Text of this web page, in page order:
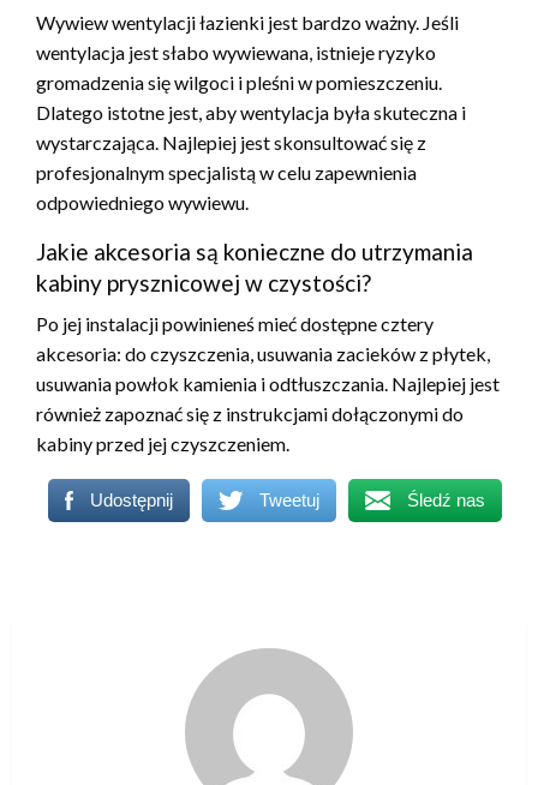
Wywiew wentylacji łazienki jest bardzo ważny. Jeśli
wentylacja jest słabo wywiewana, istnieje ryzyko
gromadzenia się wilgoci i pleśni w pomieszczeniu.
Dlatego istotne jest, aby wentylacja była skuteczna i
wystarczająca. Najlepiej jest skonsultować się z
profesjonalnym specjalistą w celu zapewnienia
odpowiedniego wywiewu.
Jakie akcesoria są konieczne do utrzymania
kabiny prysznicowej w czystości?
Po jej instalacji powinieneś mieć dostępne cztery
akcesoria: do czyszczenia, usuwania zacieków z płytek,
usuwania powłok kamienia i odtłuszczania. Najlepiej jest
również zapoznać się z instrukcjami dołączonymi do
kabiny przed jej czyszczeniem.
Udostępnij Tweetuj Śledź nas